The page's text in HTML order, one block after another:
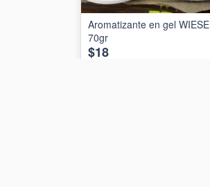
Aromatizante en gel WIESE
70gr
$18